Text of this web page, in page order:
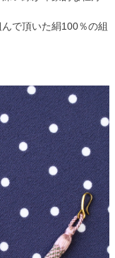
で頂いた絹100％の組